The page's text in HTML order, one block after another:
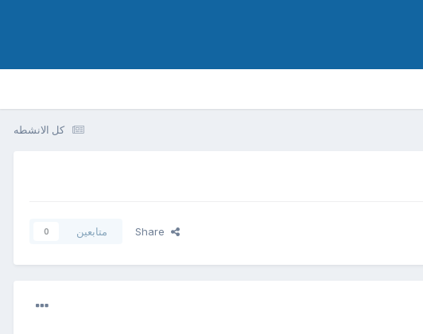
كل الانشطه
متابعين 0